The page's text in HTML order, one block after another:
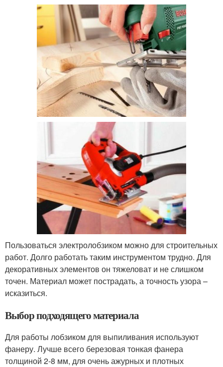
Пользоваться электролобзиком можно для строительных
работ. Долго работать таким инструментом трудно. Для
декоративных элементов он тяжеловат и не слишком
точен. Материал может пострадать, а точность узора –
исказиться.
Выбор подходящего материала
Для работы лобзиком для выпиливания используют
фанеру. Лучше всего березовая тонкая фанера
толщиной 2-8 мм, для очень ажурных и плотных